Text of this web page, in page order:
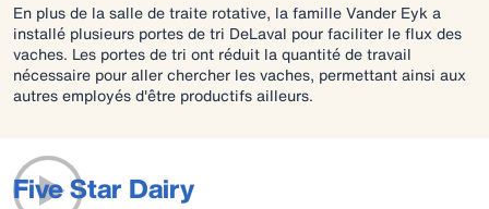
En plus de la salle de traite rotative, la famille Vander Eyk a
installé plusieurs portes de tri DeLaval pour faciliter le flux des
vaches. Les portes de tri ont réduit la quantité de travail
nécessaire pour aller chercher les vaches, permettant ainsi aux
autres employés d'être productifs ailleurs.
Five Star Dairy